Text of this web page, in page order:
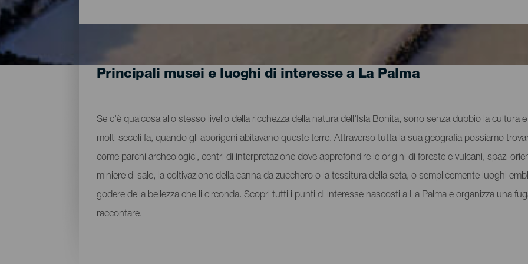
Principali musei e luoghi di interesse a La Palma
Se c'è qualcosa allo stesso livello della ricchezza della natura dell'Isla Bonita, sono senza dubbio la cultura
molti secoli fa, quando gli aborigeni abitavano queste terre. Attraverso tutta la sua geografia possiamo
come parchi archeologici, centri di interpretazione dove approfondire le origini di foreste e vulcani, spazi
miniere di sale, la coltivazione della canna da zucchero o la tessitura della seta, o semplicemente luoghi
godere della bellezza che li circonda. Scopri tutti i punti di interesse nascosti a La Palma e organizza una
raccontare.